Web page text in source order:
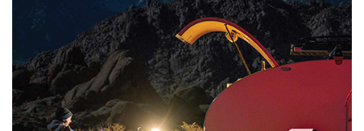
Улсын чанартай хатуу хучилттай
авто замын талаас и...
2026/08/06